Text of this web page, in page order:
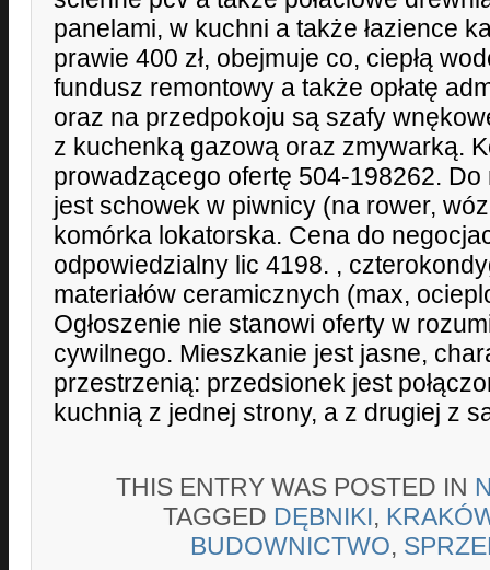
panelami, w kuchni a także łazience
prawie 400 zł, obejmuje co, ciepłą
fundusz remontowy a także opłatę
oraz na przedpokoju są szafy
z kuchenką gazową oraz zmywarką.
prowadzącego ofertę 504-198262.
jest schowek w piwnicy (na rower,
komórka lokatorska. Cena do
odpowiedzialny lic 4198. ,
materiałów ceramicznych (max,
Ogłoszenie nie stanowi oferty w
cywilnego. Mieszkanie jest jasne,
przestrzenią: przedsionek jest
kuchnią z jednej strony, a z drugiej z
THIS ENTRY WAS POSTED IN
TAGGED DĘBNIKI,
BUDOWNICTWO,